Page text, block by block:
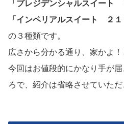
「プレジデンシャルスイート
「インペリアルスイート ２１
の３種類です。
広さから分かる通り、家かよ！
今回はお値段的にかなり手が
ろで、紹介は省略させていただ